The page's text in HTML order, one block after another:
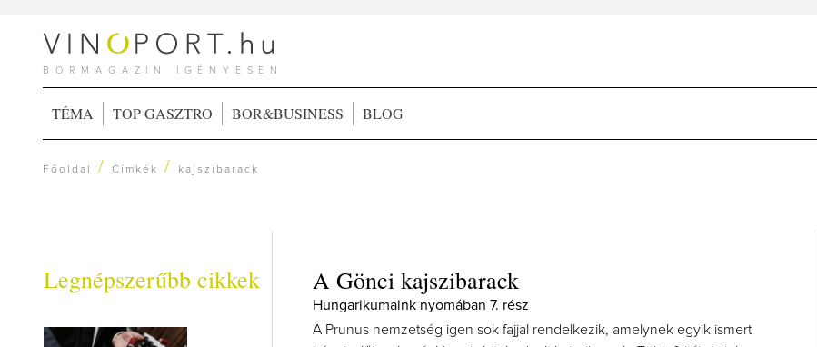
BORMAGAZIN IGÉNYESEN
TÉMA TOP GASZTRO BOR&BUSINESS BLOG
Főoldal /Címkék / kajszibarack
Legnépszerűbb cikkek A Gönci kajszibarack
Hungarikumaink nyomában 7. rész
A Prunus nemzetség igen sok fajjal rendelkezik, amelynek egyik ismert